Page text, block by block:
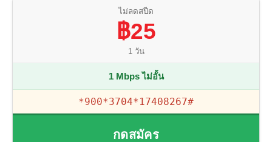
ไม่ลดสปีด
฿25
1 วัน
1 Mbps ไม่อั้น
*900*3704*17408267#
กดสมัคร